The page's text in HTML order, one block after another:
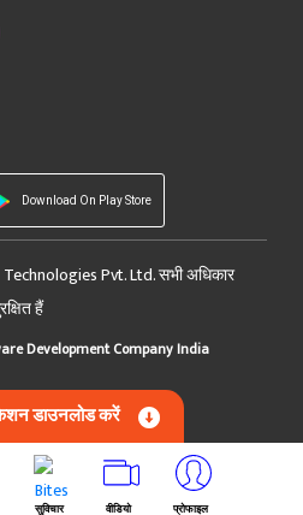
Download On Play Store
Pvt. Ltd. सभी अधिकार
हैं
Development Company India
डाउनलोड करें
सुविचार वीडियो प्रोफाइल